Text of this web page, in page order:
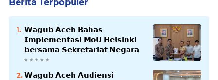
Berita Terpopuler
𝗪𝗮𝗴𝘂𝗯 𝗔𝗰𝗲𝗵 𝗕𝗮𝗵𝗮𝘀
𝗜𝗺𝗽𝗹𝗲𝗺𝗲𝗻𝘁𝗮𝘀𝗶 𝗠𝗼𝗨 𝗛𝗲𝗹𝘀𝗶𝗻𝗸𝗶
𝗯𝗲𝗿𝘀𝗮𝗺𝗮 𝗦𝗲𝗸𝗿𝗲𝘁𝗮𝗿𝗶𝗮𝘁 𝗡𝗲𝗴𝗮𝗿𝗮
𝗪𝗮𝗴𝘂𝗯 𝗔𝗰𝗲𝗵 𝗔𝘂𝗱𝗶𝗲𝗻𝘀𝗶